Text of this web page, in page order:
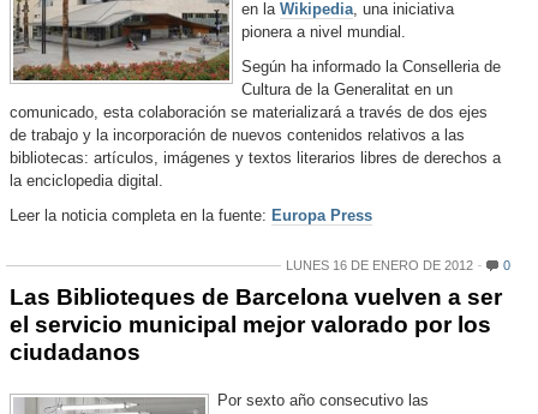
en la Wikipedia, una iniciativa
pionera a nivel mundial.
Según ha informado la Conselleria de
Cultura de la Generalitat en un
comunicado, esta colaboración se materializará a través de dos ejes
de trabajo y la incorporación de nuevos contenidos relativos a las
bibliotecas: artículos, imágenes y textos literarios libres de derechos a
la enciclopedia digital.
Leer la noticia completa en la fuente: Europa Press
LUNES 16 DE ENERO DE 2012 0
Las Biblioteques de Barcelona vuelven a ser
el servicio municipal mejor valorado por los
ciudadanos
Por sexto año consecutivo las